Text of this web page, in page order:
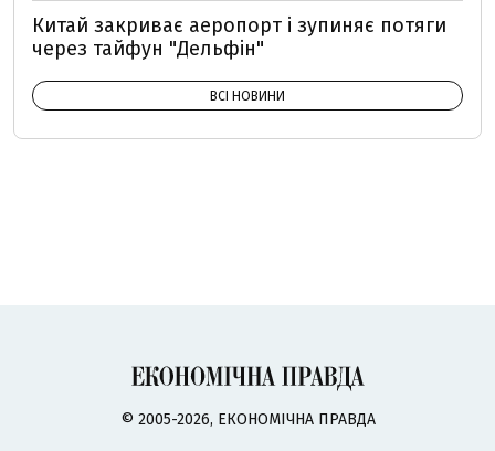
Китай закриває аеропорт і зупиняє потяги
через тайфун "Дельфін"
ВСІ НОВИНИ
© 2005-2026, ЕКОНОМІЧНА ПРАВДА